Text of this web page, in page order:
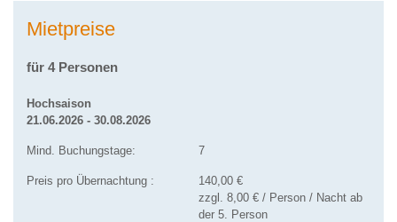
Mietpreise
für 4 Personen
Hochsaison
21.06.2026 - 30.08.2026
Mind. Buchungstage: 7
Preis pro Übernachtung :
140,00 €
zzgl. 8,00 € / Person / Nacht ab
der 5. Person